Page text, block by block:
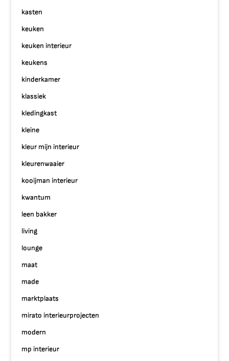
kasten
keuken
keuken interieur
keukens
kinderkamer
klassiek
kledingkast
kleine
kleur mijn interieur
kleurenwaaier
kooijman interieur
kwantum
leen bakker
living
lounge
maat
made
marktplaats
mirato interieurprojecten
modern
mp interieur